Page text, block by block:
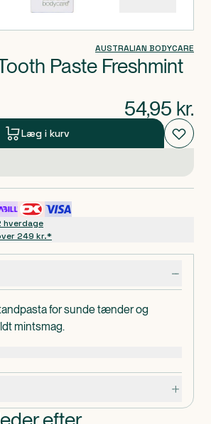
for sunde tænder og
mintsmag.
AUSTRALIAN BODYCARE
Paste Freshmint
54,95 kr.
Læg i kurv
hverdage
249 kr.*